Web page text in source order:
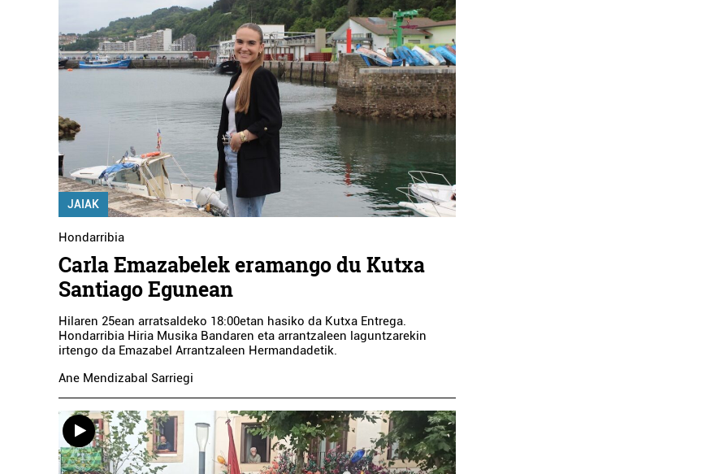
JAIAK
Hondarribia
Carla Emazabelek eramango du Kutxa
Santiago Egunean
Hilaren 25ean arratsaldeko 18:00etan hasiko da Kutxa Entrega.
Hondarribia Hiria Musika Bandaren eta arrantzaleen laguntzarekin
irtengo da Emazabel Arrantzaleen Hermandadetik.
Ane Mendizabal Sarriegi
Arropa dendak
CASAMAYOR
JANTZIGINTZAK